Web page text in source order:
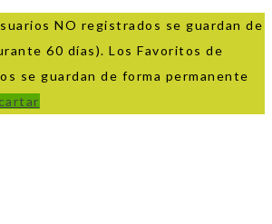
NO registrados se guardan de
60 días). Los Favoritos de
se guardan de forma permanente